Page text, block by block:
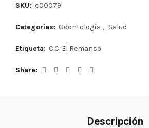
SKU: c00079
Categorías: Odontología , Salud
Etiqueta: C.C. El Remanso
Share
Descripción